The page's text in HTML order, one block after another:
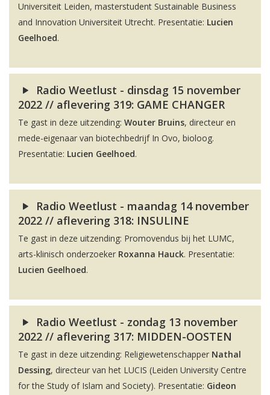
Universiteit Leiden, masterstudent Sustainable Business
and Innovation Universiteit Utrecht. Presentatie: Lucien
Geelhoed.
Radio Weetlust - dinsdag 15 november
2022 // aflevering 319: GAME CHANGER
Te gast in deze uitzending: Wouter Bruins, directeur en
mede-eigenaar van biotechbedrijf In Ovo, bioloog.
Presentatie: Lucien Geelhoed.
Radio Weetlust - maandag 14 november
2022 // aflevering 318: INSULINE
Te gast in deze uitzending: Promovendus bij het LUMC,
arts-klinisch onderzoeker Roxanna Hauck. Presentatie:
Lucien Geelhoed.
Radio Weetlust - zondag 13 november
2022 // aflevering 317: MIDDEN-OOSTEN
Te gast in deze uitzending: Religiewetenschapper Nathal
Dessing, directeur van het LUCIS (Leiden University Centre
for the Study of Islam and Society). Presentatie: Gideon